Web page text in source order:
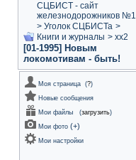
СЦБИСТ - сайт
железнодорожников №1
> Уголок СЦБИСТа >
Книги и журналы > xx2
[01-1995] Новым
локомотивам - быть!
Моя страница (?)
Новые сообщения
Мои файлы
(загрузить)
Мои фото (+)
Мои настройки